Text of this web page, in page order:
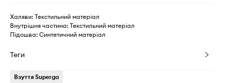
Халяви: Текстильний матеріал
Внутрішня частина: Текстильний матеріал
Підошва: Синтетичний матеріал
Теги
Взуття Superga